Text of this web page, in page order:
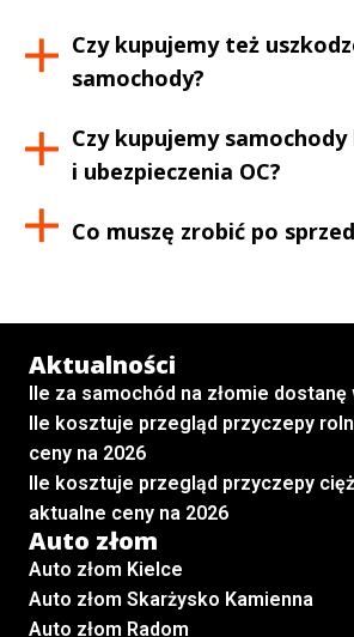
Czy kupujemy też
samochody?
Czy kupujemy
i ubezpieczenia OC?
Co muszę zrobić po
Aktualności
Ile za samochód na złomie dostanę
Ile kosztuje przegląd przyczepy
ceny na 2026
Ile kosztuje przegląd przyczepy
aktualne ceny na 2026
Auto złom
Auto złom Kielce
Auto złom Skarżysko Kamienna
Auto złom Radom